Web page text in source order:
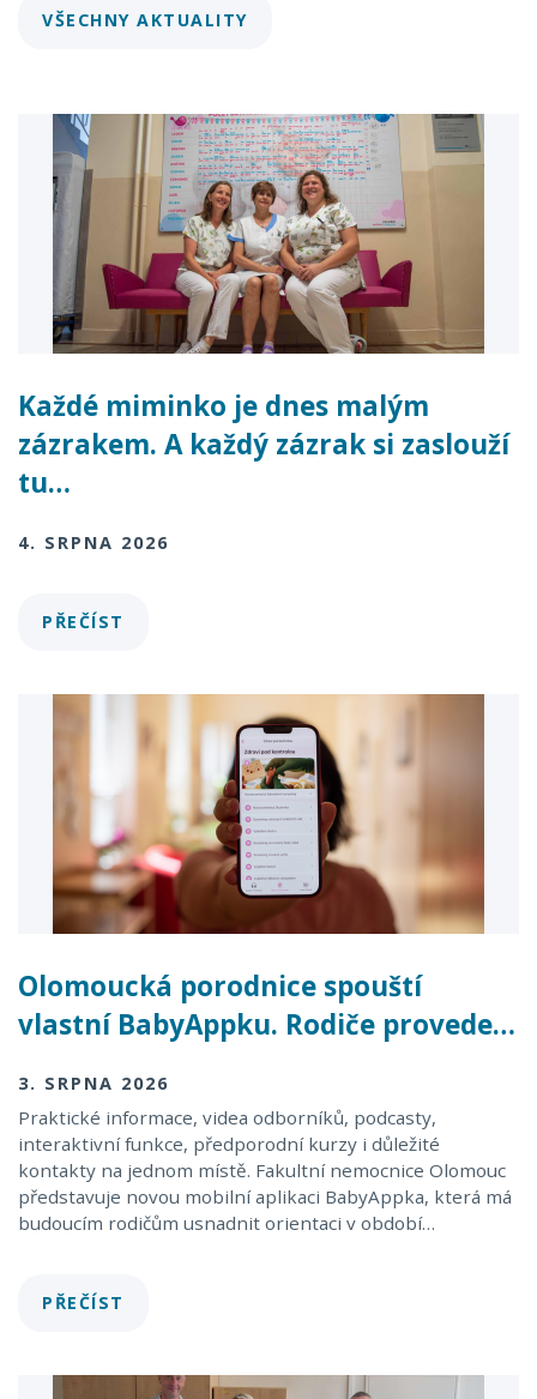
VŠECHNY AKTUALITY
Každé miminko je dnes malým
zázrakem. A každý zázrak si zaslouží
tu…
4. SRPNA 2026
PŘEČÍST
Olomoucká porodnice spouští
vlastní BabyAppku. Rodiče provede…
3. SRPNA 2026
Praktické informace, videa odborníků, podcasty,
interaktivní funkce, předporodní kurzy i důležité
kontakty na jednom místě. Fakultní nemocnice Olomouc
představuje novou mobilní aplikaci BabyAppka, která má
budoucím rodičům usnadnit orientaci v období…
PŘEČÍST